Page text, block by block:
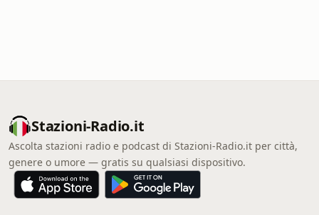
Stazioni-Radio.it
Ascolta stazioni radio e podcast di Stazioni-Radio.it per città,
genere o umore — gratis su qualsiasi dispositivo.